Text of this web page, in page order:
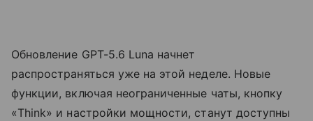
Обновление GPT-5.6 Luna начнет
распространяться уже на этой неделе. Новые
функции, включая неограниченные чаты, кнопку
«Think» и настройки мощности, станут доступны